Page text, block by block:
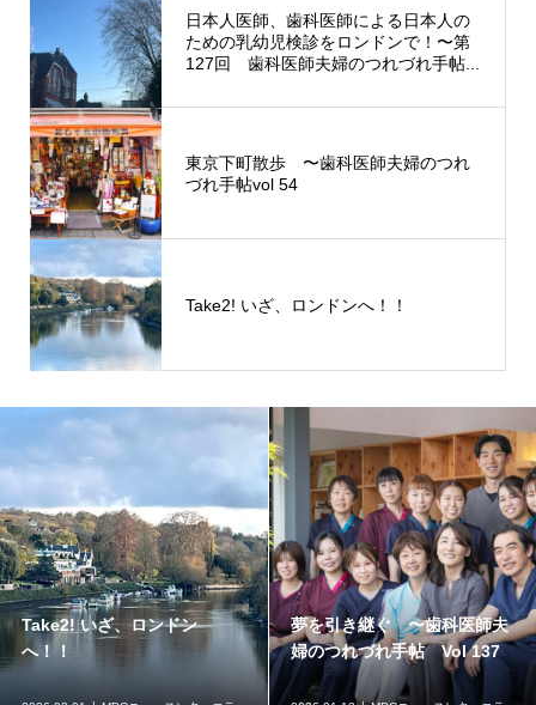
日本人医師、歯科医師による日本人の
ための乳幼児検診をロンドンで！〜第
127回 歯科医師夫婦のつれづれ手帖...
東京下町散歩 〜歯科医師夫婦のつれ
づれ手帖vol 54
Take2! いざ、ロンドンへ！！
Take2! いざ、ロンドン
へ！！
夢を引き継ぐ 〜歯科医師夫
婦のつれづれ手帖 Vol 137